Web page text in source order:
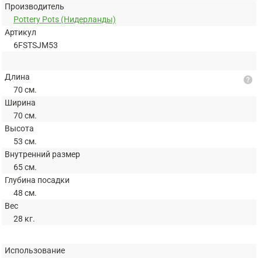
Производитель
Pottery Pots (Нидерланды)
Артикул
6FSTSJM53
Длина
70 см.
Ширина
70 см.
Высота
53 см.
Внутренний размер
65 см.
Глубина посадки
48 см.
Вес
28 кг.
help
Использование